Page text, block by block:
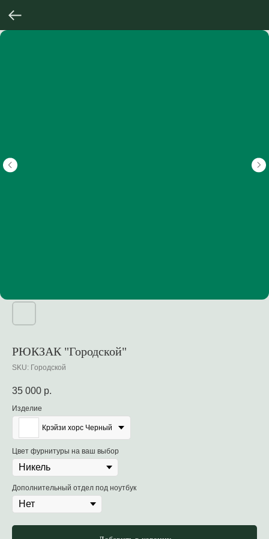
РЮКЗАК "Городской"
SKU: Городской
35 000 р.
Изделие
Крэйзи хорс Черный
Цвет фурнитуры на ваш выбор
Дополнительный отдел под ноутбук